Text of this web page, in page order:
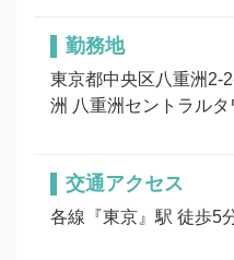
勤務地
東京都中央区八重洲2-
洲 八重洲セントラル
交通アクセス
各線『東京』駅 徒歩5